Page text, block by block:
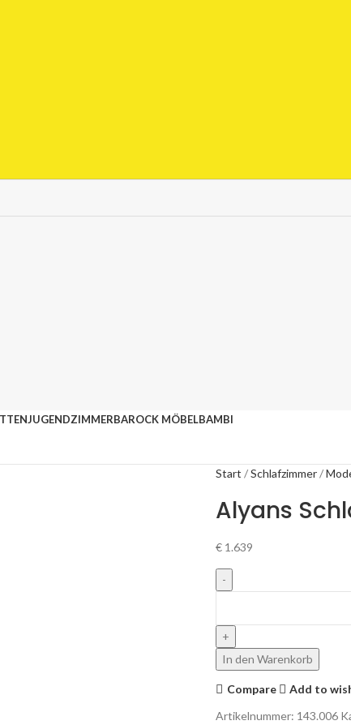
JUGENDZIMMERBAROCK MÖBELBAMBI
Start Schlafzimmer
Alyans
€ 1.639
In den Warenkorb
Compare
Add to
Artikelnummer: 143.006